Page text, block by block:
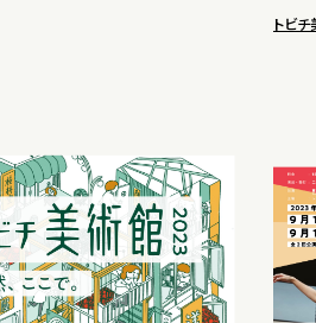
トビ